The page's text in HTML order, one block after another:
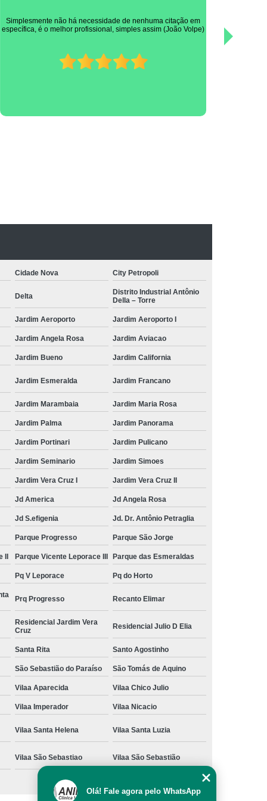
Ótimo profissional! Muito experiente, prestativo e cuidadoso
com os pacientes! Nota dez.
Cidade Nova City Petropoli
Delta
Distrito Industrial Antônio
Della – Torre
Jardim Aeroporto Jardim Aeroporto I
Jardim Angela Rosa Jardim Aviacao
Jardim Bueno Jardim California
Jardim Esmeralda Jardim Francano
Jardim Marambaia Jardim Maria Rosa
Jardim Palma Jardim Panorama
Jardim Portinari Jardim Pulicano
Jardim Seminario Jardim Simoes
Jardim Vera Cruz I Jardim Vera Cruz II
Jd America Jd Angela Rosa
Jd S.efigenia Jd. Dr. Antônio Petraglia
Parque Progresso Parque São Jorge
II Parque Vicente Leporace III Parque das Esmeraldas
Pq V Leporace Pq do Horto
Prq Progresso Recanto Elimar
Residencial Jardim Vera
Cruz
Residencial Julio D Elia
Santa Rita Santo Agostinho
São Sebastião do Paraíso São Tomás de Aquino
Vilaa Aparecida Vilaa Chico Julio
Vilaa Imperador Vilaa Nicacio
Vilaa Santa Helena Vilaa Santa Luzia
Vilaa São Sebastiao Vilaa São Sebastião
Olá! Fale agora pelo WhatsApp